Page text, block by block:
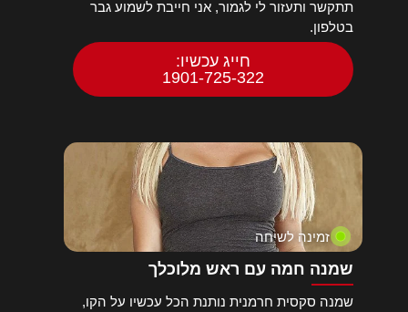
תתקשר ותעזור לי לגמור, אני חייבת לשמוע גבר
בטלפון.
חייג עכשיו:
1901-725-322
זמינה לשיחה
שמנה חמה עם ראש מלוכלך
שמנה סקסית חרמנית נותנת הכל עכשיו על הקו,